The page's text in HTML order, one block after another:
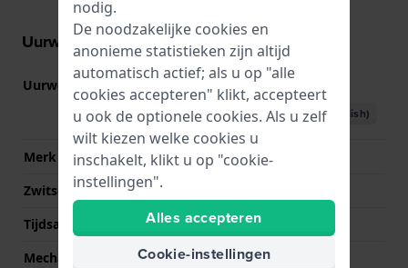
Uurwerk informatie
Uurwerk nr. Y120 Bekijk specificaties
Download handboek (English)
Merk uurwerk
Seiko Instruments Inc.
Zwitsers uurwerk
Tijdsaanduiding
Analoog
Mechanisme
Quartz
nodig.
De noodzakelijke cookies en
anonieme statistieken zijn altijd
automatisch actief; als u op "alle
cookies accepteren" klikt, accepteert
u ook de optionele cookies. Als u zelf
wilt kiezen welke cookies u
inschakelt, klikt u op "cookie-
instellingen".
Alles accepteren
Cookie-instellingen